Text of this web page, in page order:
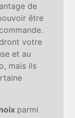
de
être
votre
et au
mais ils
parmi